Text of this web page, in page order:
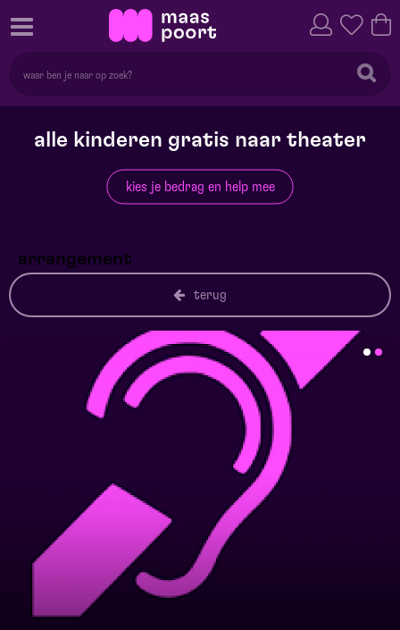
alle kinderen gratis naar theater
kies je bedrag en help mee
arrangement
terug